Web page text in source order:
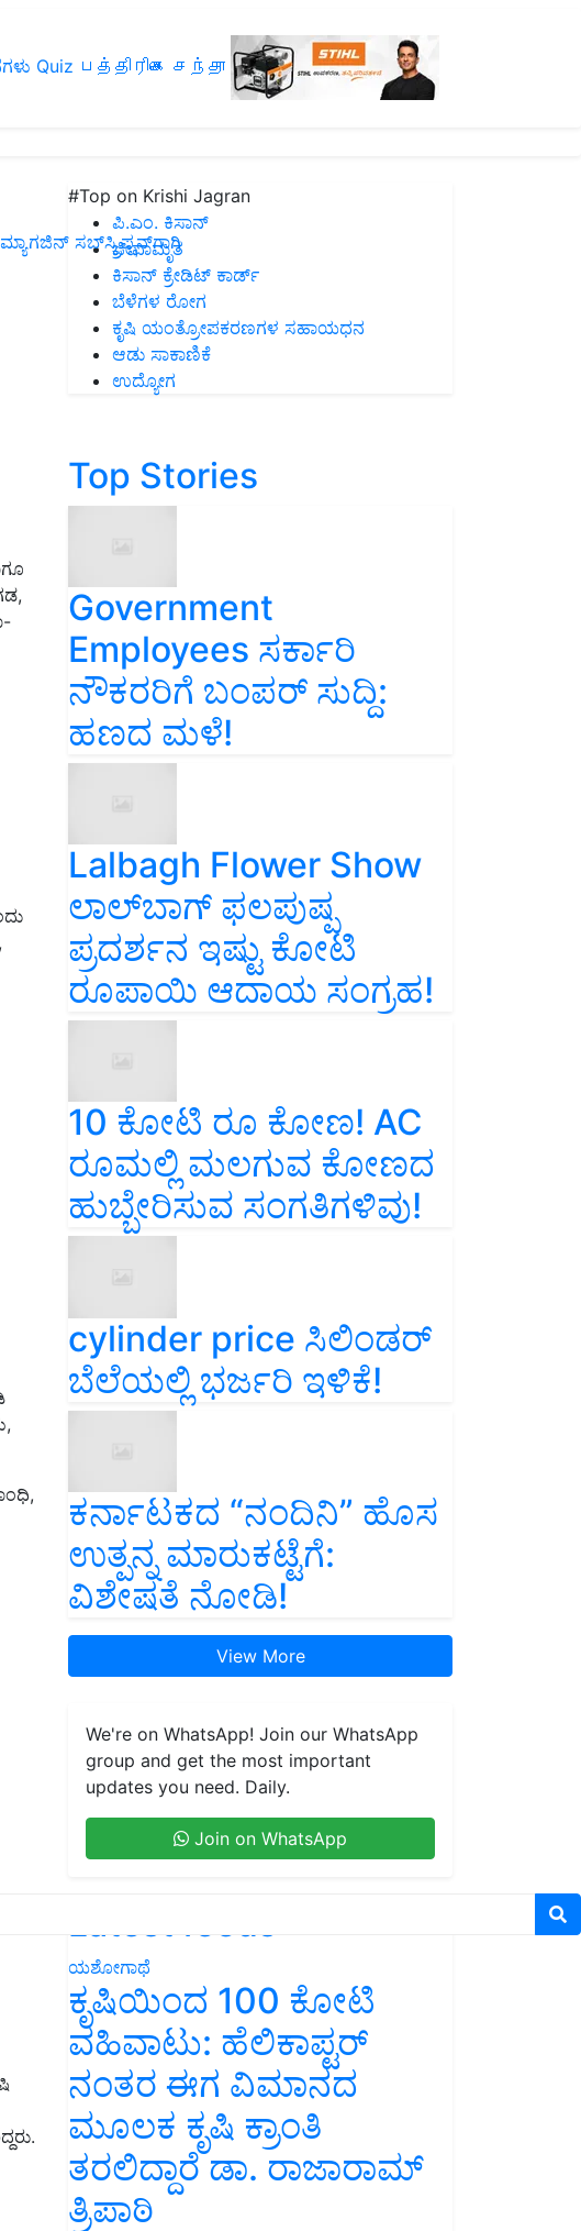
Quiz பத்திரிகை சந்தா
ಮ್ಯಾಗಜಿನ್‌ ಸಬ್‌ಸ್ಕ್ರಿಪ್ಷನ್‌ಗಾಗಿ
#Top on Krishi Jagran
ಪಿ.ಎಂ. ಕಿಸಾನ್
ಜೀವಾಮೃತ
ಕಿಸಾನ್ ಕ್ರೇಡಿಟ್ ಕಾರ್ಡ್
ಬೆಳೆಗಳ ರೋಗ
ಕೃಷಿ ಯಂತ್ರೋಪಕರಣಗಳ ಸಹಾಯಧನ
ಆಡು ಸಾಕಾಣಿಕೆ
ಉದ್ಯೋಗ
Top Stories
Government
Employees ಸರ್ಕಾರಿ
ನೌಕರರಿಗೆ ಬಂಪರ್‌ ಸುದ್ದಿ:
ಹಣದ ಮಳೆ!
Lalbagh Flower Show
ಲಾಲ್‌ಬಾಗ್ ಫಲಪುಷ್ಪ
ಪ್ರದರ್ಶನ ಇಷ್ಟು ಕೋಟಿ
ರೂಪಾಯಿ ಆದಾಯ ಸಂಗ್ರಹ!
10 ಕೋಟಿ ರೂ ಕೋಣ! AC
ರೂಮಲ್ಲಿ ಮಲಗುವ ಕೋಣದ
ಹುಬ್ಬೇರಿಸುವ ಸಂಗತಿಗಳಿವು!
cylinder price ಸಿಲಿಂಡರ್‌
ಬೆಲೆಯಲ್ಲಿ ಭರ್ಜರಿ ಇಳಿಕೆ!
ಕರ್ನಾಟಕದ “ನಂದಿನಿ” ಹೊಸ
ಉತ್ಪನ್ನ ಮಾರುಕಟ್ಟೆಗೆ:
ವಿಶೇಷತೆ ನೋಡಿ!
View More
We're on WhatsApp! Join our WhatsApp
group and get the most important
updates you need. Daily.
Join on WhatsApp
Latest feeds
ಯಶೋಗಾಥೆ
ಕೃಷಿಯಿಂದ 100 ಕೋಟಿ
ವಹಿವಾಟು: ಹೆಲಿಕಾಪ್ಟರ್
ನಂತರ ಈಗ ವಿಮಾನದ
ಮೂಲಕ ಕೃಷಿ ಕ್ರಾಂತಿ
ತರಲಿದ್ದಾರೆ ಡಾ. ರಾಜಾರಾಮ್
ತ್ರಿಪಾಠಿ